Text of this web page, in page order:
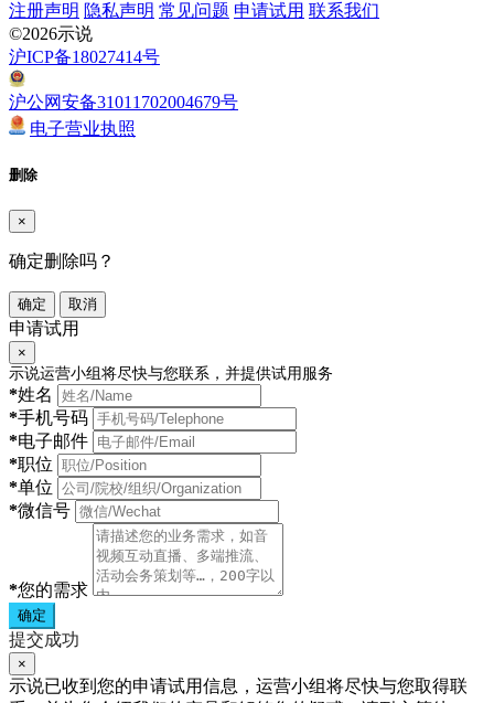
注册声明 隐私声明 常见问题 申请试用 联系我们
©2026示说
沪ICP备18027414号
沪公网安备31011702004679号
电子营业执照
删除
×
确定删除吗？
确定 取消
申请试用
×
示说运营小组将尽快与您联系，并提供试用服务
*姓名
*手机号码
*电子邮件
*职位
*单位
*微信号
*您的需求
确定
提交成功
×
示说已收到您的申请试用信息，运营小组将尽快与您取得联